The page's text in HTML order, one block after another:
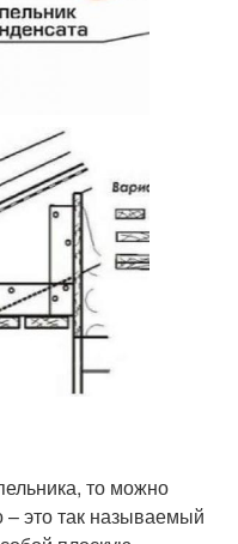
то можно
– это так называемый